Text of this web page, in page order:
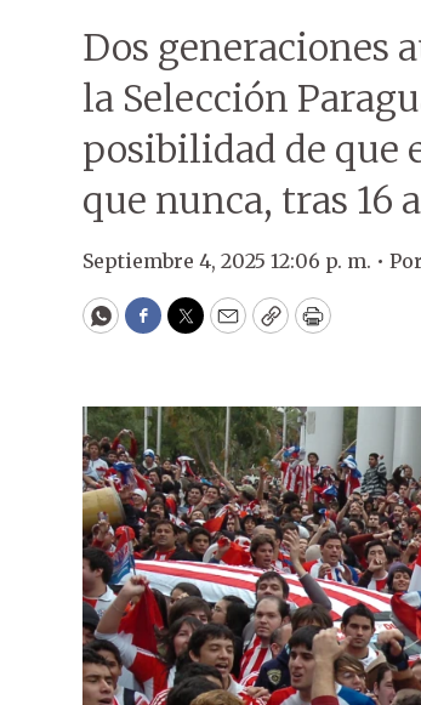
Dos generaciones
la Selección
posibilidad de que
que nunca, tras 16
Septiembre 4, 2025 12:06 p. m. • Por
WhatsApp
Facebook
Twitter
EmailCopyPrint